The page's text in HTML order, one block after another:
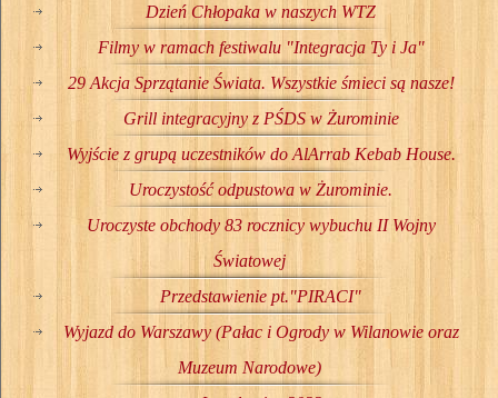
Dzień Chłopaka w naszych WTZ
Filmy w ramach festiwalu "Integracja Ty i Ja"
29 Akcja Sprzątanie Świata. Wszystkie śmieci są nasze!
Grill integracyjny z PŚDS w Żurominie
Wyjście z grupą uczestników do AlArrab Kebab House.
Uroczystość odpustowa w Żurominie.
Uroczyste obchody 83 rocznicy wybuchu II Wojny
Światowej
Przedstawienie pt."PIRACI"
Wyjazd do Warszawy (Pałac i Ogrody w Wilanowie oraz
Muzeum Narodowe)